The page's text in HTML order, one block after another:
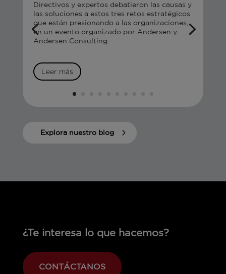
Directivos y expertos debatieron las causas y
las soluciones a estos tres retos estratégicos
que están presionando a las organizaciones,
en un evento organizado por Andersen y
Andersen Consulting.
Leer más
Explora nuestro blog
¿Te interesa lo que hacemos?
CONTÁCTANOS